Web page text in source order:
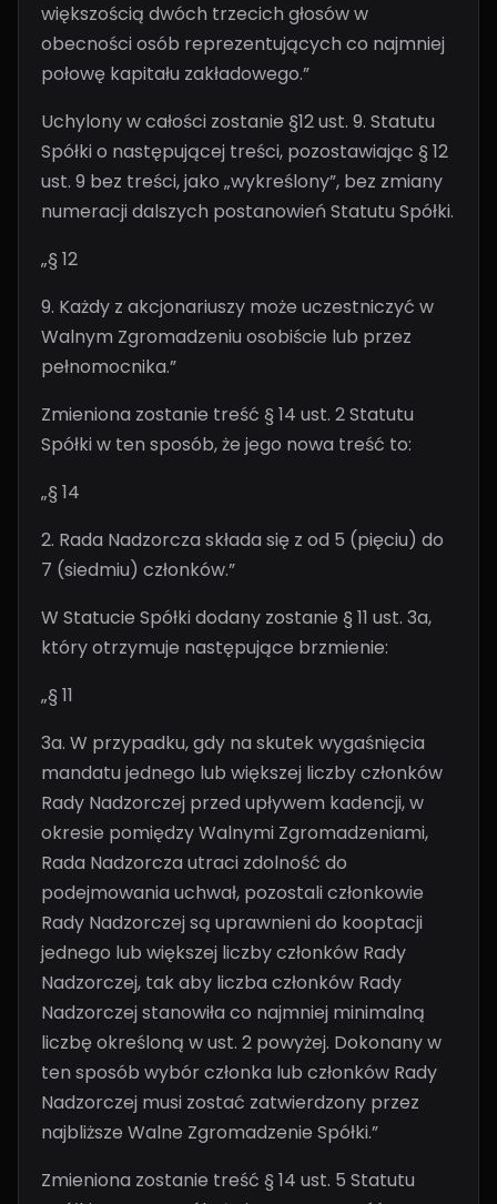
większością dwóch trzecich głosów w
obecności osób reprezentujących co najmniej
połowę kapitału zakładowego.”
Uchylony w całości zostanie §12 ust. 9. Statutu
Spółki o następującej treści, pozostawiając § 12
ust. 9 bez treści, jako „wykreślony”, bez zmiany
numeracji dalszych postanowień Statutu Spółki.
„§ 12
9. Każdy z akcjonariuszy może uczestniczyć w
Walnym Zgromadzeniu osobiście lub przez
pełnomocnika.”
Zmieniona zostanie treść § 14 ust. 2 Statutu
Spółki w ten sposób, że jego nowa treść to:
„§ 14
2. Rada Nadzorcza składa się z od 5 (pięciu) do
7 (siedmiu) członków.”
W Statucie Spółki dodany zostanie § 11 ust. 3a,
który otrzymuje następujące brzmienie:
„§ 11
3a. W przypadku, gdy na skutek wygaśnięcia
mandatu jednego lub większej liczby członków
Rady Nadzorczej przed upływem kadencji, w
okresie pomiędzy Walnymi Zgromadzeniami,
Rada Nadzorcza utraci zdolność do
podejmowania uchwał, pozostali członkowie
Rady Nadzorczej są uprawnieni do kooptacji
jednego lub większej liczby członków Rady
Nadzorczej, tak aby liczba członków Rady
Nadzorczej stanowiła co najmniej minimalną
liczbę określoną w ust. 2 powyżej. Dokonany w
ten sposób wybór członka lub członków Rady
Nadzorczej musi zostać zatwierdzony przez
najbliższe Walne Zgromadzenie Spółki.”
Zmieniona zostanie treść § 14 ust. 5 Statutu